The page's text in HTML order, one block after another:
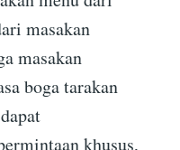
masakan
masakan
boga tarakan
khusus,